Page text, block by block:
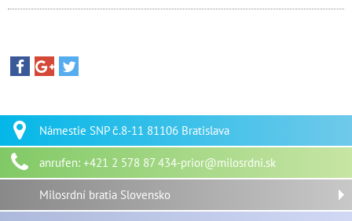
Námestie SNP č.8-11 81106 Bratislava
anrufen: +421 2 578 87 434-prior@milosrdni.sk
Milosrdní bratia Slovensko